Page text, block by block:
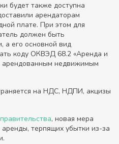
будет также доступна
арендаторам
плате. При этом для
должен быть
а его основной вид
коду ОКВЭД 68.2 «Аренда и
арендованным недвижимым
на НДС, НДПИ, акцизы
, новая мера
терпящих убытки из-за